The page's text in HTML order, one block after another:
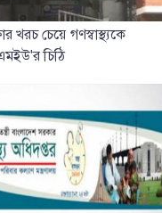
খরচ চেয়ে গণস্বাস্থ্যকে
চিঠি